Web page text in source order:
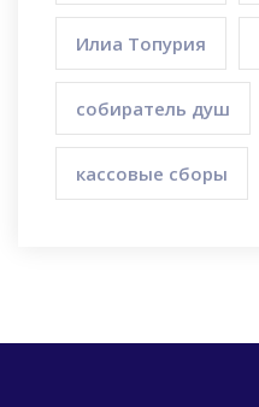
Илиа Топурия
собиратель душ
кассовые сборы